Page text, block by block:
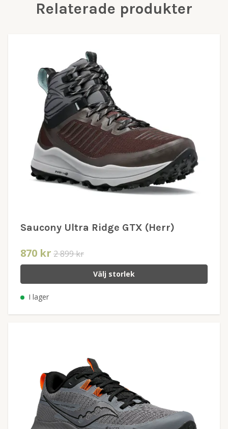
Relaterade produkter
Saucony Ultra Ridge GTX (Herr)
870 kr 2 899 kr
Välj storlek
I lager